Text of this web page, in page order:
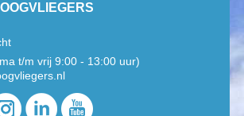
t/m vrij 9:00 - 13:00 uur)